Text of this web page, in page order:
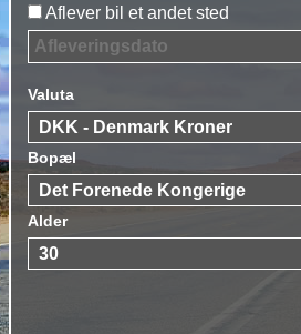
Aflever bil et andet sted
Valuta
Bopæl
Alder